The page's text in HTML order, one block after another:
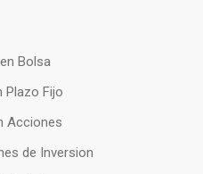
Bolsa
Plazo Fijo
Acciones
de Inversion